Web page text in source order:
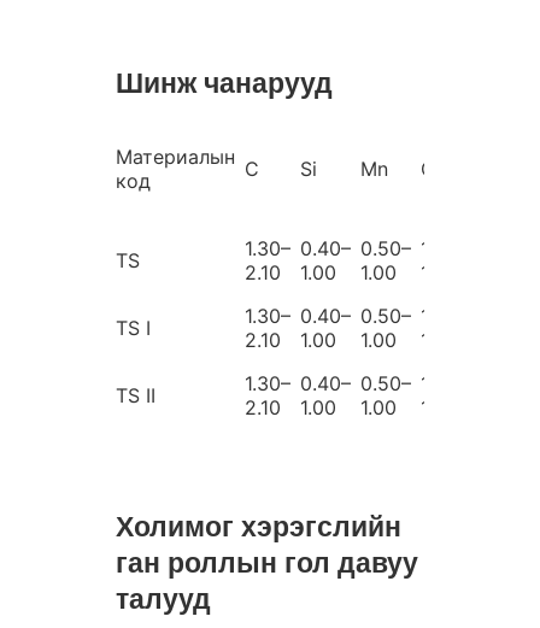
Шинж чанарууд
Материалын
код
C Si Mn Cr
TS
1.30–
2.10
0.40–
1.00
0.50–
1.00
10.0–
18.0
TS I
1.30–
2.10
0.40–
1.00
0.50–
1.00
10.0–
18.0
TS II
1.30–
2.10
0.40–
1.00
0.50–
1.00
10.0–
18.0
Холимог хэрэгслийн
ган роллын гол давуу
талууд